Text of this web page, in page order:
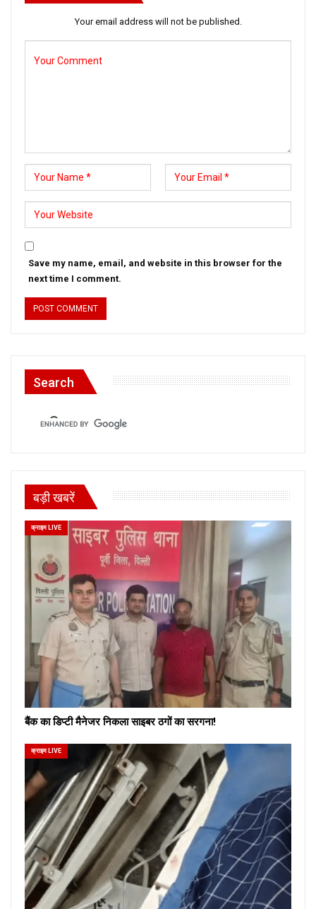
Your email address will not be published.
Save my name, email, and website in this browser for the
next time I comment.
Search
बड़ी खबरें
क्राइम LIVE
बैंक का डिप्टी मैनेजर निकला साइबर ठगों का सरगना!
क्राइम LIVE